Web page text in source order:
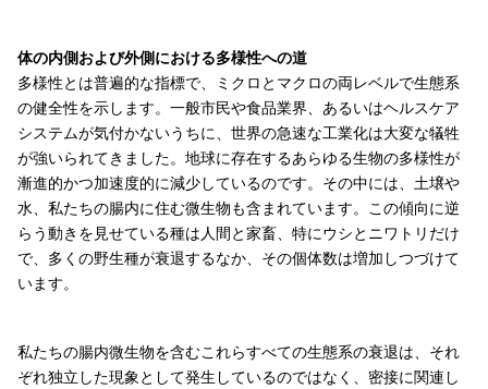
体の内側および外側における多様性への道
多様性とは普遍的な指標で、ミクロとマクロの両レベルで生態系
の健全性を示します。一般市民や食品業界、あるいはヘルスケア
システムが気付かないうちに、世界の急速な工業化は大変な犠牲
が強いられてきました。地球に存在するあらゆる生物の多様性が
漸進的かつ加速度的に減少しているのです。その中には、土壌や
水、私たちの腸内に住む微生物も含まれています。この傾向に逆
らう動きを見せている種は人間と家畜、特にウシとニワトリだけ
で、多くの野生種が衰退するなか、その個体数は増加しつづけて
います。
私たちの腸内微生物を含むこれらすべての生態系の衰退は、それ
ぞれ独立した現象として発生しているのではなく、密接に関連し